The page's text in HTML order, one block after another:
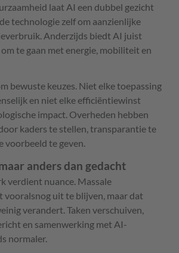
laat AI een dubbel gezicht
technologie zelf om aanzienlijke
Anderzijds biedt AI juist
te gaan met energie, mobiliteit en
bewuste keuzes. Niet elke toepassing
en niet elke efficiëntiewinst
impact. Overheden hebben
kaders te stellen, transparantie te
voorbeeld te geven.
anders dan gedacht
verdient nuance. Massale
uit te blijven, maar dat
verandert. Taken verschuiven,
en samenwerking met AI-
normaler.